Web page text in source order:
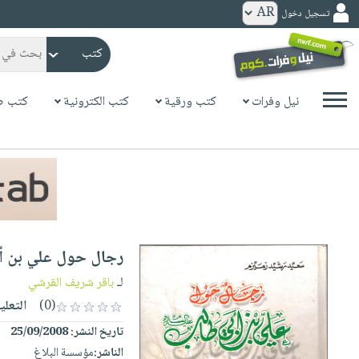
كتب
ورقية
المواضيع
مخفض
عروض
خاصة
صفحات
الكترونية
حديثاً
الأكثر
مبيعاً
كتب
الصفحة
الرئيسية
masmu3
الصفحة
تسجيل دخول
نيل وفرات كتب ورقية كتب الكترونية كتب
رجال حول علي بن
لـباقر شريف القرشي
(0)
تاريخ النشر:25/09/2008
الناشر:مؤسسة البلاغ